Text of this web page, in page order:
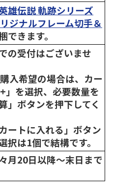
英雄伝説 軌跡シリーズ
ジナルフレーム切手＆
できます。
の受付はございませ
入希望の場合は、カー
」を選択、必要数量を
」ボタンを押下してく
ートに入れる」ボタン
択は1個で結構です。
月20日以降～末日まで